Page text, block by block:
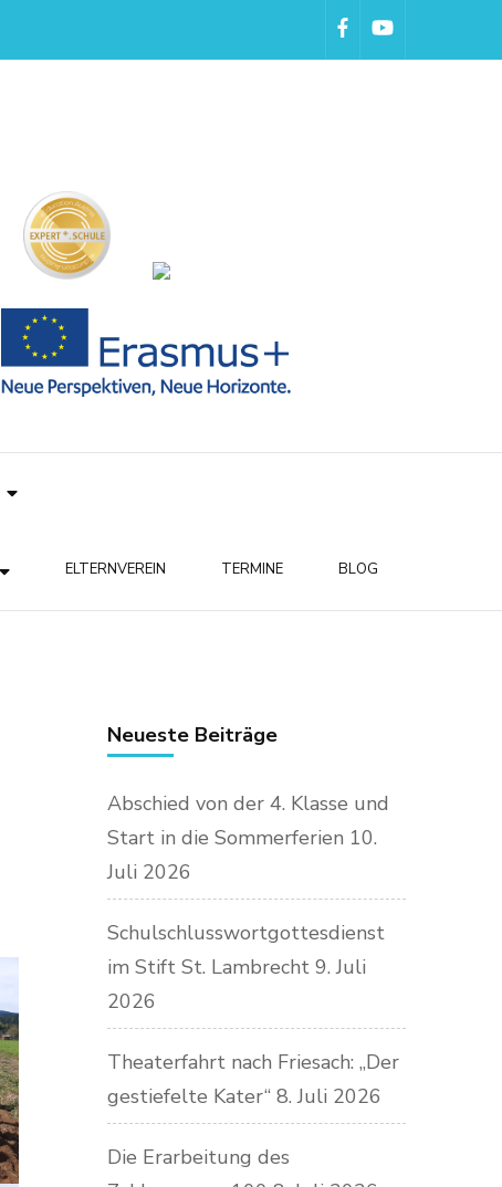
ELTERNVEREIN TERMINE BLOG
Neueste Beiträge
Abschied von der 4. Klasse und
Start in die Sommerferien 10.
Juli 2026
Schulschlusswortgottesdienst
im Stift St. Lambrecht 9. Juli
2026
Theaterfahrt nach Friesach: „Der
gestiefelte Kater“ 8. Juli 2026
Die Erarbeitung des